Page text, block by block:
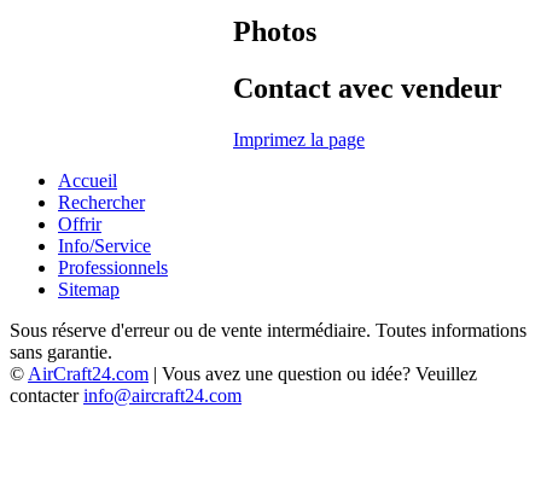
Photos
Contact avec vendeur
Imprimez la page
Accueil
Rechercher
Offrir
Info/Service
Professionnels
Sitemap
Sous réserve d'erreur ou de vente intermédiaire. Toutes informations
sans garantie.
© AirCraft24.com | Vous avez une question ou idée? Veuillez
contacterinfo@aircraft24.com